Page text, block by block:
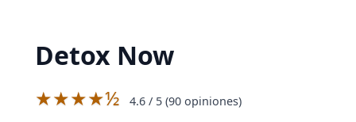
Detox Now
★★★★½ 4.6 / 5 (90 opiniones)